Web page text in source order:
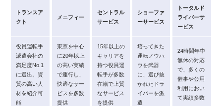
トランスア
クト
メニフィー
セントラル
サービス
ショーファ
ーサービス
トータルド
ライバーサ
ービス
役員運転手
派遣会社の
満足度No.1
に選出。資
質の高い人
材を紹介可
能
東京を中心
に20年以上
の高い実績
で運行し、
快適なサー
ビスを多数
提供
15年以上の
キャリアを
持つ役員運
転手が多数
在籍で上質
なサービス
を提供
培ってきた
運転ノウハ
ウを武器
に、選び抜
かれたドラ
イバーを派
遣
24時間年中
無休の対応
で、多くの
催事や公用
利用におい
て実績多数